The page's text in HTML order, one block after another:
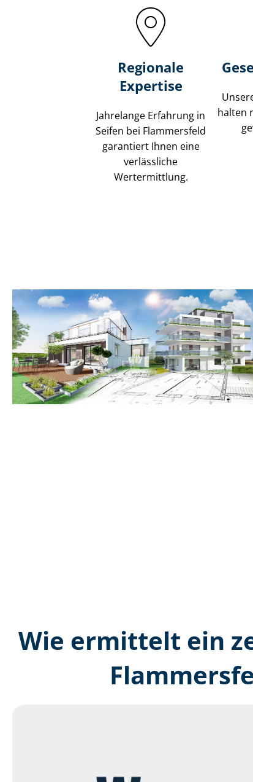
Regionale
Expertise
Jahrelange Erfahrung in
Seifen bei Flammersfeld
garantiert Ihnen eine
verlässliche
Wertermittlung.
halten
Wie ermittelt ein